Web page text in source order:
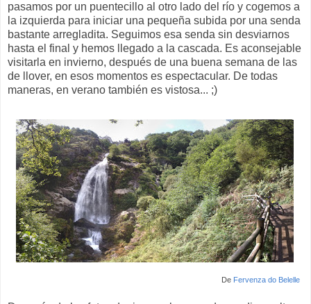
pasamos por un puentecillo al otro lado del río y cogemos a
la izquierda para iniciar una pequeña subida por una senda
bastante arregladita. Seguimos esa senda sin desviarnos
hasta el final y hemos llegado a la cascada. Es aconsejable
visitarla en invierno, después de una buena semana de las
de llover, en esos momentos es espectacular. De todas
maneras, en verano también es vistosa... ;)
De Fervenza do Belelle